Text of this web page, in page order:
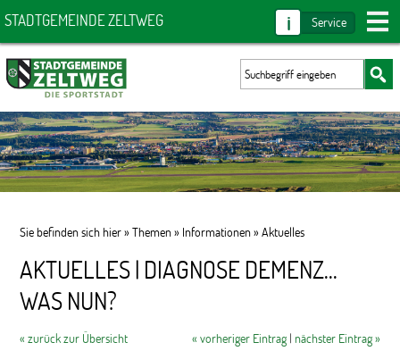
STADTGEMEINDE ZELTWEG i Service
Sie befinden sich hier »Themen» Informationen»Aktuelles
AKTUELLES | DIAGNOSE DEMENZ...
WAS NUN?
« zurück zur Übersicht « vorheriger Eintrag| nächster Eintrag »